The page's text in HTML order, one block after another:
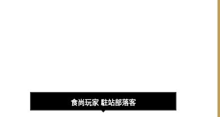
食尚玩家 駐站部落客